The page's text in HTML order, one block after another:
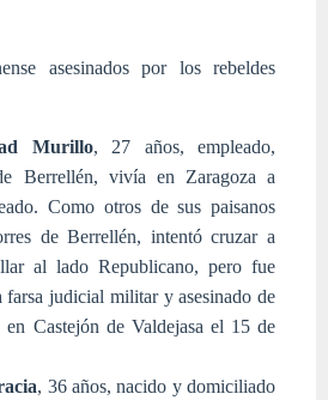
asesinados por los rebeldes
Murillo, 27 años, empleado,
Berrellén, vivía en Zaragoza a
Como otros de sus paisanos
de Berrellén, intentó cruzar a
al lado Republicano, pero fue
farsa judicial militar y asesinado de
Castejón de Valdejasa el 15 de
, 36 años, nacido y domiciliado